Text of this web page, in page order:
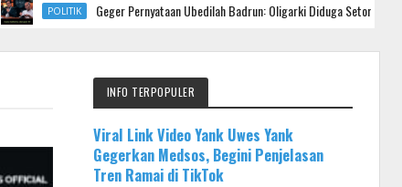
Geger Pernyataan Ubedilah Badrun: Oligarki Diduga Setor Rp 5 Triliun ke Putra
INFO TERPOPULER
Viral Link Video Yank Uwes Yank
Gegerkan Medsos, Begini Penjelasan
Tren Ramai di TikTok